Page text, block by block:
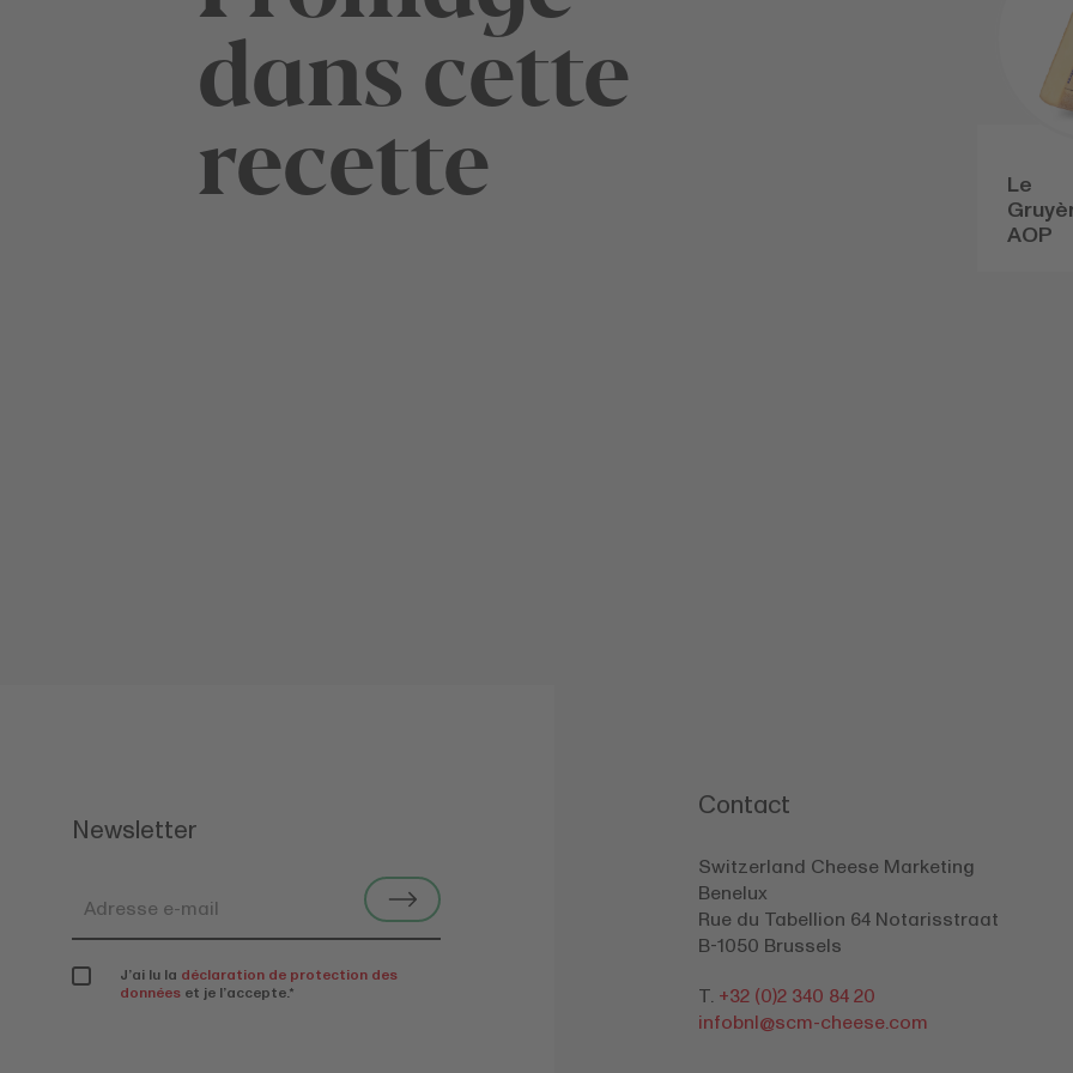
dans cette
recette
Le
AOP
Newsletter
J’ai lu la déclaration de protection des
données et je l’accepte.*
Contact
Switzerland Cheese Marketing
Benelux
Rue du Tabellion 64 Notarisstraat
B-1050 Brussels
T. +32 (0)2 340 84 20
infobnl@scm-cheese.com